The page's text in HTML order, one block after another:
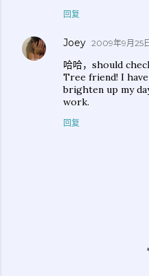
回复
Joey 2009年9月25
哈哈，should
Tree friend! I
brighten up my
work.
回复